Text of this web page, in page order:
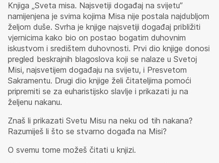
Knjiga „Sveta misa. Najsvetiji događaj na svijetu”
namijenjena je svima kojima Misa nije postala najdubljom
željom duše. Svrha je knjige najsvetiji događaj približiti
vjernicima kako bio on postao bogatim duhovnim
iskustvom i središtem duhovnosti. Prvi dio knjige donosi
pregled beskrajnih blagoslova koji se nalaze u Svetoj
Misi, najsvetijem događaju na svijetu, i Presvetom
Sakramentu. Drugi dio knjige želi čitateljima pomoći
pripremiti se za euharistijsko slavlje i prikazati ju na
željenu nakanu.
Znaš li prikazati Svetu Misu na neku od tih nakana?
Razumiješ li što se stvarno događa na Misi?
O svemu tome možeš čitati u knjizi.